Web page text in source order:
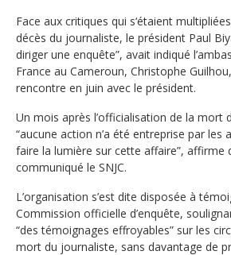
Face aux critiques qui s‘étaient
décès du journaliste, le président Paul
diriger une enquête”, avait indiqué
France au Cameroun, Christophe
rencontre en juin avec le président.
Un mois après l’officialisation de la mort
“aucune action n’a été entreprise par les
faire la lumière sur cette affaire”, affirme
communiqué le SNJC.
L’organisation s’est dite disposée à
Commission officielle d’enquête,
“des témoignages effroyables” sur les
mort du journaliste, sans davantage de